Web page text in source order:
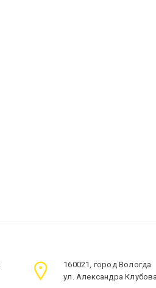
160021, город Вологда
ул. Александра